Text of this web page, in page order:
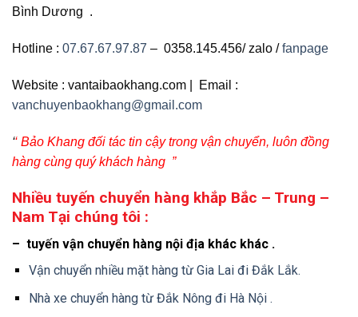
Bình Dương .
Hotline : 07.67.67.97.87 – 0358.145.456/ zalo /fanpage
Website : vantaibaokhang.com |
Email :
vanchuyenbaokhang@gmail.com
‘‘ Bảo Khang đối tác tin cậy trong vận chuyển, luôn đồng
hàng cùng quý khách hàng ”
Nhiều tuyến chuyển hàng khắp Bắc – Trung –
Nam Tại chúng tôi :
– tuyến vận chuyển hàng nội địa khác khác .
Vận chuyển nhiều mặt hàng từ Gia Lai đi Đắk Lắk.
Nhà xe chuyển hàng từ Đắk Nông đi Hà Nội .